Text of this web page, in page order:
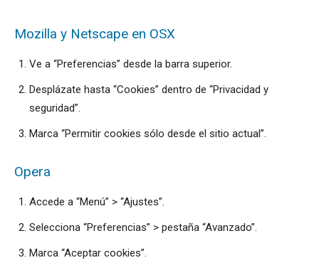
Mozilla y Netscape en OSX
Ve a “Preferencias” desde la barra superior.
Desplázate hasta “Cookies” dentro de “Privacidad y
seguridad”.
Marca “Permitir cookies sólo desde el sitio actual”.
Opera
Accede a “Menú” > “Ajustes”.
Selecciona “Preferencias” > pestaña “Avanzado”.
Marca “Aceptar cookies”.